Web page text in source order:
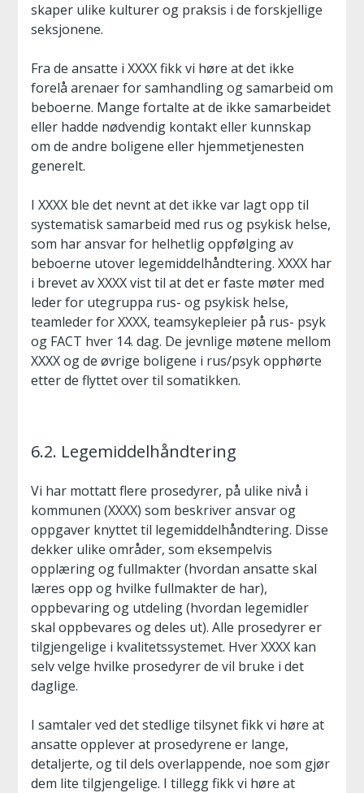
skaper ulike kulturer og praksis i de forskjellige
seksjonene.
Fra de ansatte i XXXX fikk vi høre at det ikke
forelå arenaer for samhandling og samarbeid om
beboerne. Mange fortalte at de ikke samarbeidet
eller hadde nødvendig kontakt eller kunnskap
om de andre boligene eller hjemmetjenesten
generelt.
I XXXX ble det nevnt at det ikke var lagt opp til
systematisk samarbeid med rus og psykisk helse,
som har ansvar for helhetlig oppfølging av
beboerne utover legemiddelhåndtering. XXXX har
i brevet av XXXX vist til at det er faste møter med
leder for utegruppa rus- og psykisk helse,
teamleder for XXXX, teamsykepleier på rus- psyk
og FACT hver 14. dag. De jevnlige møtene mellom
XXXX og de øvrige boligene i rus/psyk opphørte
etter de flyttet over til somatikken.
6.2. Legemiddelhåndtering
Vi har mottatt flere prosedyrer, på ulike nivå i
kommunen (XXXX) som beskriver ansvar og
oppgaver knyttet til legemiddelhåndtering. Disse
dekker ulike områder, som eksempelvis
opplæring og fullmakter (hvordan ansatte skal
læres opp og hvilke fullmakter de har),
oppbevaring og utdeling (hvordan legemidler
skal oppbevares og deles ut). Alle prosedyrer er
tilgjengelige i kvalitetssystemet. Hver XXXX kan
selv velge hvilke prosedyrer de vil bruke i det
daglige.
I samtaler ved det stedlige tilsynet fikk vi høre at
ansatte opplever at prosedyrene er lange,
detaljerte, og til dels overlappende, noe som gjør
dem lite tilgjengelige. I tillegg fikk vi høre at